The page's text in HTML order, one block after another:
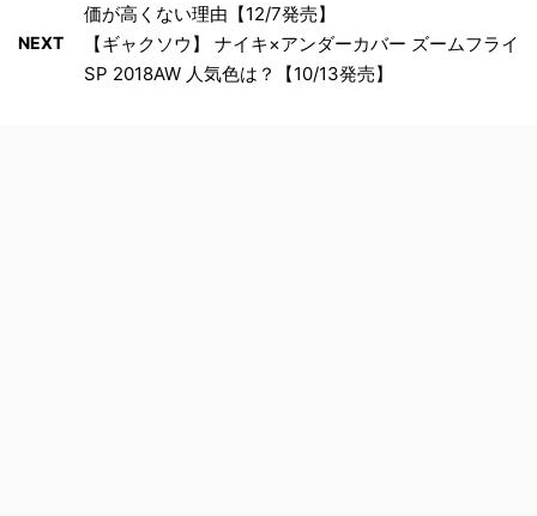
価が高くない理由【12/7発売】
NEXT
【ギャクソウ】 ナイキ×アンダーカバー ズームフライ
SP 2018AW 人気色は？【10/13発売】